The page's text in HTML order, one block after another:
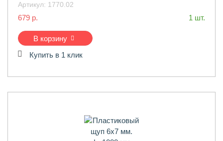
Артикул: 1770.02
679 р. 1 шт.
В корзину
Купить в 1 клик